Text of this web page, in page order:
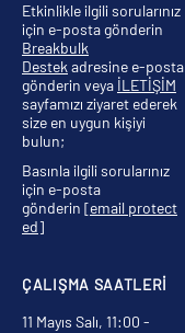
ÇALIŞMA SAATLERİ
11 Mayıs Salı, 11:00 -
Etkinlikle ilgili sorularınız
için e-posta gönderin
Breakbulk
Destek adresine e-posta
gönderin veya İLETİŞİM
sayfamızı ziyaret ederek
size en uygun kişiyi
bulun;
Basınla ilgili sorularınız
için e-posta
gönderin [email protect
ed]